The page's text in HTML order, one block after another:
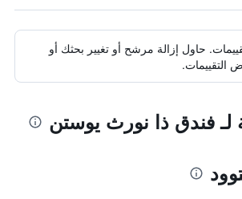
حاول إزالة مرشح أو تغيير بحثك أو
لـ فندق ذا نورث يوستن